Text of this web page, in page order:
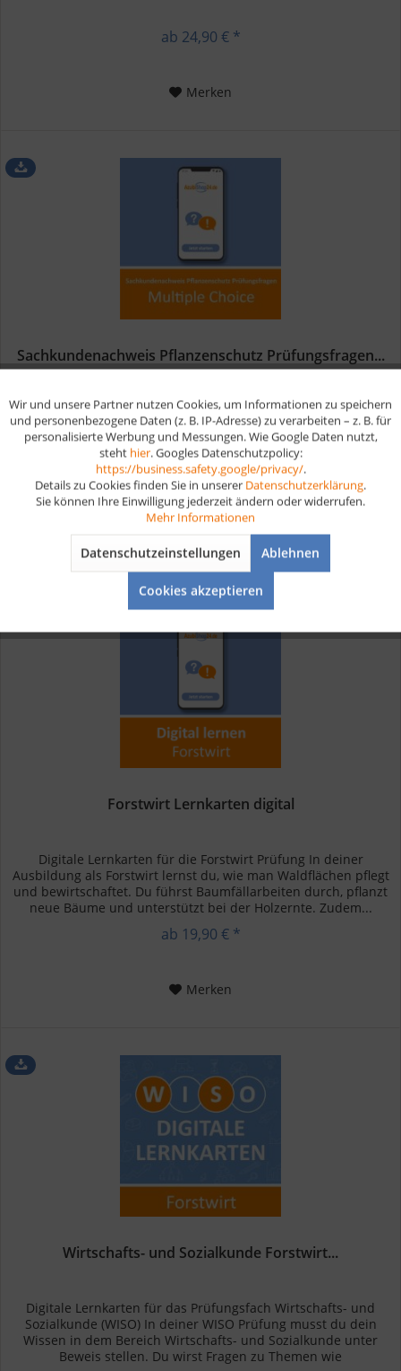
ab 24,90 € *
Merken
Sachkundenachweis Pflanzenschutz Prüfungsfragen...
Praktische Prüfungsfragen im Multiple Choice Stil für
Sachkundenachweis Pflanzenschutz.
24,90 € *
Forstwirt Lernkarten digital
Digitale Lernkarten für die Forstwirt Prüfung In deiner
Ausbildung als Forstwirt lernst du, wie man Waldflächen pflegt
und bewirtschaftet. Du führst Baumfällarbeiten durch, pflanzt
neue Bäume und unterstützt bei der Holzernte. Zudem...
ab 19,90 € *
Merken
Wirtschafts- und Sozialkunde Forstwirt...
Digitale Lernkarten für das Prüfungsfach Wirtschafts- und
Sozialkunde (WISO) In deiner WISO Prüfung musst du dein
Wissen in dem Bereich Wirtschafts- und Sozialkunde unter
Beweis stellen. Du wirst Fragen zu Themen wie
Funktionale Aktiv
Aktiv
Wir und unsere Partner nutzen Cookies, um Informationen zu speichern
und personenbezogene Daten (z. B. IP-Adresse) zu verarbeiten – z. B. für
personalisierte Werbung und Messungen. Wie Google Daten nutzt,
steht hier. Googles Datenschutzpolicy:
https://business.safety.google/privacy/.
Details zu Cookies finden Sie in unserer Datenschutzerklärung.
Sie können Ihre Einwilligung jederzeit ändern oder widerrufen.
Mehr Informationen
Datenschutzeinstellungen Ablehnen
Cookies akzeptieren